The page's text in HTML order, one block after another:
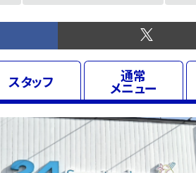
スタッフ 通常
メニュー